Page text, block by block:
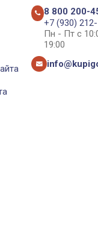
8 800 200-
+7 (930)
Пн - Пт с
19:00